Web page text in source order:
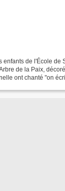
enfants de l'École de
de la Paix,
ont chanté "on